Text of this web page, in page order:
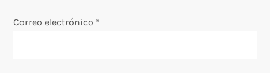
r
Correo electrónico *